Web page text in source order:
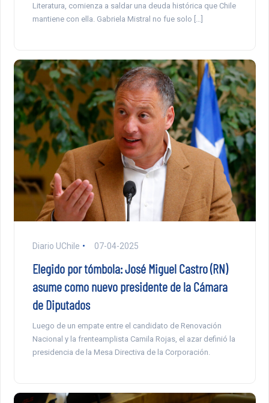
Literatura, comienza a saldar una deuda histórica que Chile
mantiene con ella. Gabriela Mistral no fue solo […]
Diario UChile 07-04-2025
Elegido por tómbola: José Miguel Castro (RN)
asume como nuevo presidente de la Cámara
de Diputados
Luego de un empate entre el candidato de Renovación
Nacional y la frenteamplista Camila Rojas, el azar definió la
presidencia de la Mesa Directiva de la Corporación.